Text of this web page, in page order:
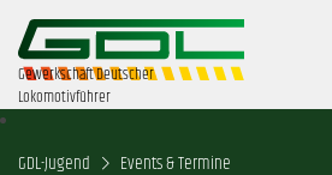
Gewerkschaft Deutscher
Lokomotivführer
GDL-Jugend Events & Termine